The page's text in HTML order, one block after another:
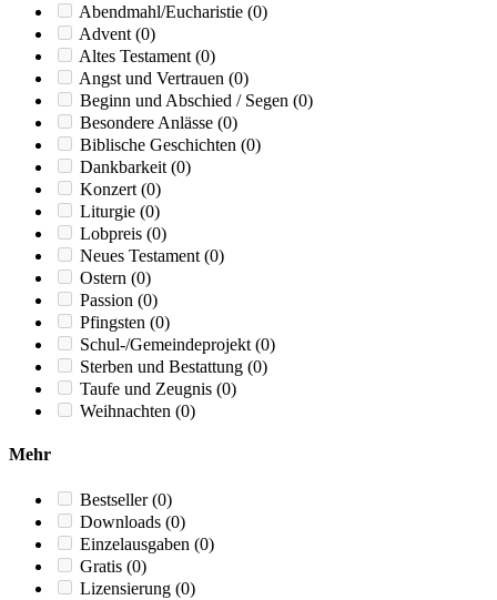
Abendmahl/Eucharistie (0)
Advent (0)
Altes Testament (0)
Angst und Vertrauen (0)
Beginn und Abschied / Segen (0)
Besondere Anlässe (0)
Biblische Geschichten (0)
Dankbarkeit (0)
Konzert (0)
Liturgie (0)
Lobpreis (0)
Neues Testament (0)
Ostern (0)
Passion (0)
Pfingsten (0)
Schul-/Gemeindeprojekt (0)
Sterben und Bestattung (0)
Taufe und Zeugnis (0)
Weihnachten (0)
Mehr
Bestseller(0)
Downloads (0)
Einzelausgaben (0)
Gratis (0)
Lizensierung (0)